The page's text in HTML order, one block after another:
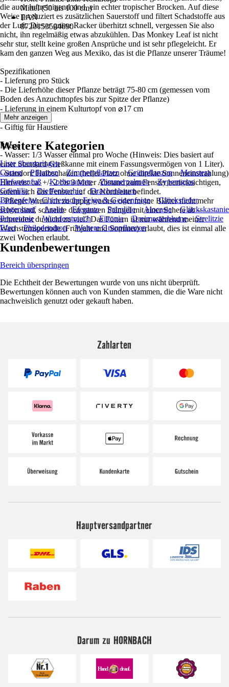
Mittel (50 bis 100 cm)
EAN
8720153504690
die auch luftreinigend sind, ein echter tropischer Brocken. Auf diese
Weise produziert es zusätzlichen Sauerstoff und filtert Schadstoffe aus
der Luft. Dieser grüne Racker überhitzt schnell, vergessen Sie also
nicht, ihn regelmäßig etwas abzukühlen. Das Monkey Leaf ist nicht
sehr stur, stellt keine großen Ansprüche und ist sehr pflegeleicht. Er
kam den ganzen Weg aus Mexiko, das ist die Pflanze unserer Träume!
Spezifikationen
- Lieferung pro Stück
- Die Lieferhöhe dieser Pflanze beträgt 75-80 cm (gemessen vom
Boden des Anzuchttopfes bis zur Spitze der Pflanze)
- Lieferung in einem Kulturtopf von ⌀17 cm
- Luftreinigung
- Giftig für Haustiere
Pflege
- Wasser: 1/3 Wasser einmal pro Woche (Hinweis: Dies basiert auf
einer Standard-Gießkanne mit einem Fassungsvermögen von 1 Liter).
- Standort: Halbschatten (heller Platz ohne direkte Sonneneinstrahlung)
Hinweis: ca. +/- 2 bis 3 Meter Abstand zum Fenster berücksichtigen,
sofern sich das Fenster auf der Nordseite befindet.
- Pflege: Wenn ich zu üppig wachse oder meine Blätter nicht mehr
schön sind, schneide den ganzen Stängel mit einer Schere ab –
schneidest du nicht zu viel? Das Füttern ist nur während meiner
Wachstumsperiode (Frühjahr und Sommer) erlaubt, dies ist einmal alle
zwei Wochen erlaubt.
Mehr anzeigen
Weitere Kategorien
Liste überspringen
Garten
Pflanzen Zimmerpflanzen Grünpflanzen
Monstera
Elefantenfuß
Korbmarante Zimmerpalmen
Zyperngras
Grünlilie
Dieffenbachie
Drachenbaum
Birkenfeige, Chinesische Feige & Geigenfeige
Glücksfeder
Bogenhanf
Aralie Efeutute Palmlilie Alocasia
Glückskastanie
Peperomie
Wunderstrauch Fittonia Dreimasterblume
Strelitzie
Efeu
Philodendron Weitere Grünpflanzen
Kundenbewertungen
Bereich überspringen
Die Echtheit der Bewertungen wurde von uns nicht überprüft.
Bewertungen können auch von Kunden stammen, die die Ware nicht
nachweislich genutzt oder gekauft haben.
Zahlarten
Hauptversandpartner
Darum zu HORNBACH